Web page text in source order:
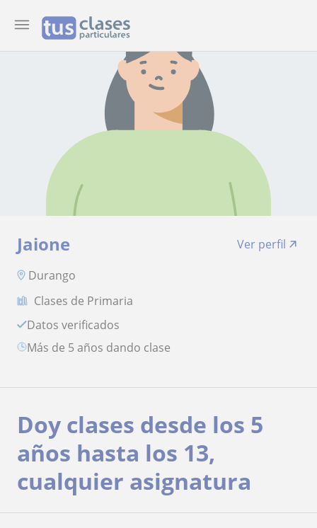
Jaione
Ver perfil
Durango
Clases de Primaria
Datos verificados
más de 5 años dando clase
Doy clases desde los 5
años hasta los 13,
cualquier asignatura